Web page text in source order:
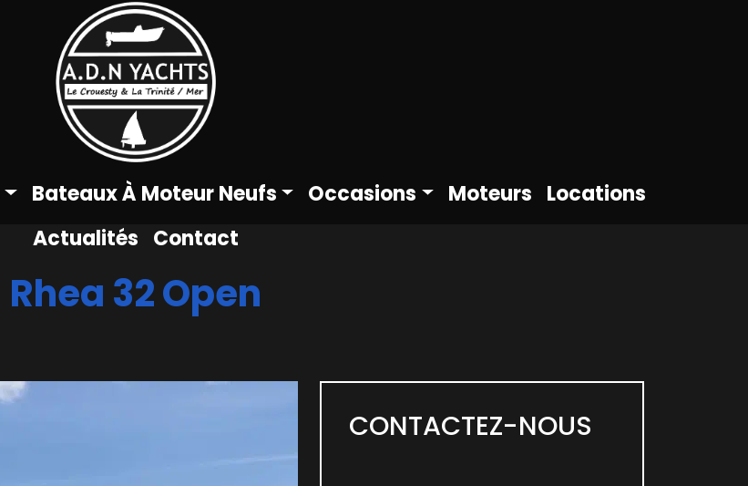
Bateaux À Moteur Neufs Occasions Moteurs Locations
Actualités Contact
Rhea 32 Open
CONTACTEZ-NOUS